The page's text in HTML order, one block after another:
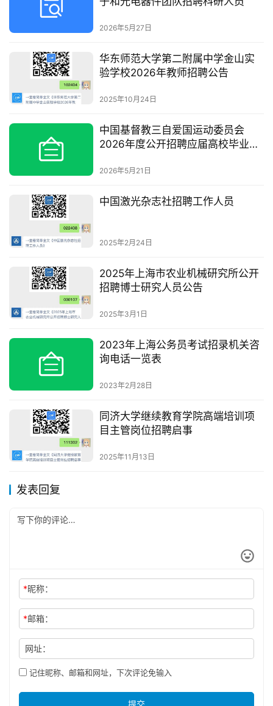
2026年5月27日
华东师范大学第二附属中学金山实
验学校2026年教师招聘公告
2025年10月24日
中国基督教三自爱国运动委员会
2026年度公开招聘应届高校毕业生
2026年5月21日
中国激光杂志社招聘工作人员
2025年2月24日
2025年上海市农业机械研究所公开
招聘博士研究人员公告
2025年3月1日
2023年上海公务员考试招录机关咨
询电话一览表
2023年2月28日
同济大学继续教育学院高端培训项
目主管岗位招聘启事
2025年11月13日
发表回复
*昵称：
*邮箱：
网址：
记住昵称、邮箱和网址，下次评论免输入